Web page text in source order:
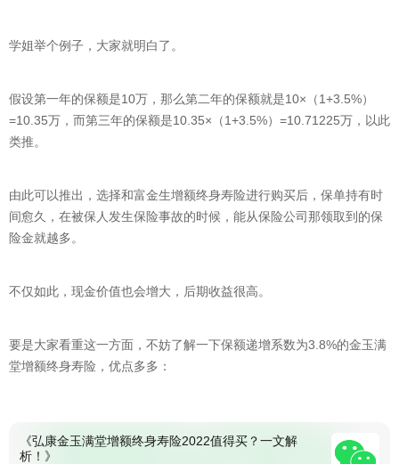
学姐举个例子，大家就明白了。
假设第一年的保额是10万，那么第二年的保额就是10×（1+3.5%）
=10.35万，而第三年的保额是10.35×（1+3.5%）=10.71225万，以此
类推。
由此可以推出，选择和富金生增额终身寿险进行购买后，保单持有时
间愈久，在被保人发生保险事故的时候，能从保险公司那领取到的保
险金就越多。
不仅如此，现金价值也会增大，后期收益很高。
要是大家看重这一方面，不妨了解一下保额递增系数为3.8%的金玉满
堂增额终身寿险，优点多多：
《弘康金玉满堂增额终身寿险2022值得买？一文解
析！》